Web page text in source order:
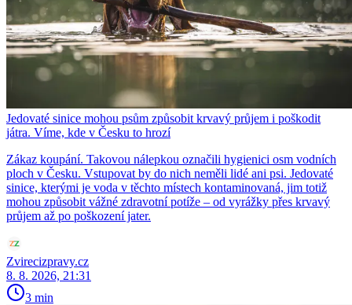
Jedovaté sinice mohou psům způsobit krvavý průjem i poškodit
játra. Víme, kde v Česku to hrozí
Zákaz koupání. Takovou nálepkou označili hygienici osm vodních
ploch v Česku. Vstupovat by do nich neměli lidé ani psi. Jedovaté
sinice, kterými je voda v těchto místech kontaminovaná, jim totiž
mohou způsobit vážné zdravotní potíže – od vyrážky přes krvavý
průjem až po poškození jater.
Zvirecizpravy.cz
8. 8. 2026, 21:31
3 min